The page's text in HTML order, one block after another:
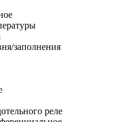
заполнения
реле